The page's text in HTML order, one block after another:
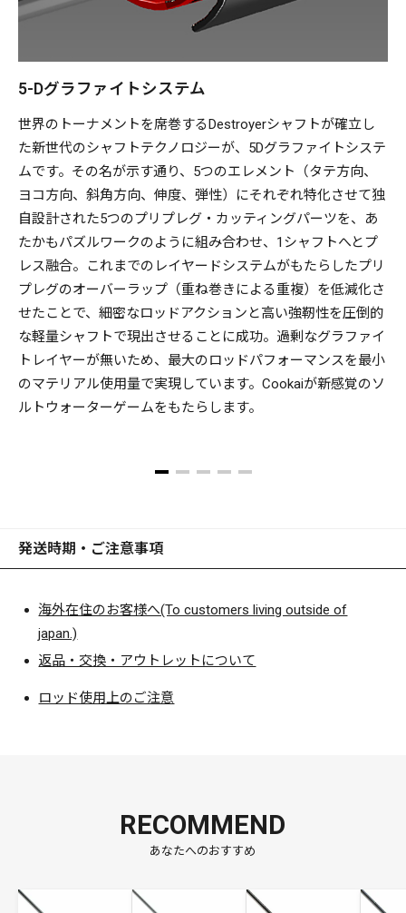
5-Dグラファイトシステム
世界のトーナメントを席巻するDestroyerシャフトが確立し
た新世代のシャフトテクノロジーが、5Dグラファイトシステ
ムです。その名が示す通り、5つのエレメント（タテ方向、
ヨコ方向、斜角方向、伸度、弾性）にそれぞれ特化させて独
自設計された5つのプリプレグ・カッティングパーツを、あ
たかもパズルワークのように組み合わせ、1シャフトへとプ
レス融合。これまでのレイヤードシステムがもたらしたプリ
プレグのオーバーラップ（重ね巻きによる重複）を低減化さ
せたことで、細密なロッドアクションと高い強靭性を圧倒的
な軽量シャフトで現出させることに成功。過剰なグラファイ
トレイヤーが無いため、最大のロッドパフォーマンスを最小
のマテリアル使用量で実現しています。Cookaiが新感覚のソ
ルトウォーターゲームをもたらします。
発送時期・ご注意事項
海外在住のお客様へ(To customers living outside of
japan.)
返品・交換・アウトレットについて
ロッド使用上のご注意
RECOMMEND
あなたへのおすすめ